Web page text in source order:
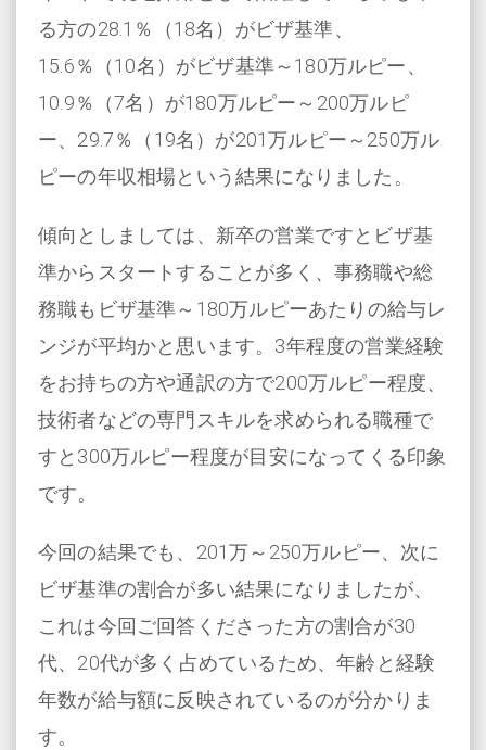
る方の28.1％（18名）がビザ基準、
15.6％（10名）がビザ基準～180万ルピー、
10.9％（7名）が180万ルピー～200万ルピ
ー、29.7％（19名）が201万ルピー～250万ル
ピーの年収相場という結果になりました。
傾向としましては、新卒の営業ですとビザ基
準からスタートすることが多く、事務職や総
務職もビザ基準～180万ルピーあたりの給与レ
ンジが平均かと思います。3年程度の営業経験
をお持ちの方や通訳の方で200万ルピー程度、
技術者などの専門スキルを求められる職種で
すと300万ルピー程度が目安になってくる印象
です。
今回の結果でも、201万～250万ルピー、次に
ビザ基準の割合が多い結果になりましたが、
これは今回ご回答くださった方の割合が30
代、20代が多く占めているため、年齢と経験
年数が給与額に反映されているのが分かりま
す。